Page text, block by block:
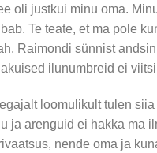
oli justkui minu oma.
Te teate, et ma pole
Raimondi sünnist
ilunumbreid ei
loomulikult tulen
ja arenguid ei hakka ma
nende oma ja